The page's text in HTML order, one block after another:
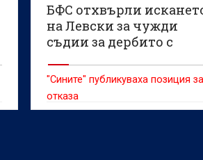
БФС отхвърли
на Левски за чужди
съдии за дербито с
"Сините" публикуваха позиция за
отказа